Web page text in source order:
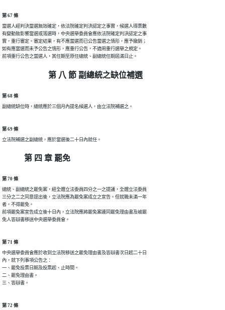
第 67 條
當選人經判決當選無效確定，依法院確定判決認定之事實，候選人得票數
有變動致影響當選或落選時，中央選舉委員會應依法院確定判決認定之事
實，重行審定。審定結果，有不應當選而已公告當選之情形，應予撤銷；
如有應當選而未予公告之情形，應重行公告，不適用重行選舉之規定。
前項重行公告之當選人，其任期至原任總統、副總統任期屆滿日止。
第 八 節 副總統之缺位補選
第 68 條
副總統缺位時，總統應於三個月內提名候選人，由立法院補選之。
第 69 條
立法院補選之副總統，應於當選後二十日內就任。
第 四 章 罷免
第 70 條
總統、副總統之罷免案，經全體立法委員四分之一之提議，全體立法委員
三分之二之同意提出後，立法院應為罷免案成立之宣告。但就職未滿一年
者，不得罷免。
前項罷免案宣告成立後十日內，立法院應將罷免案連同罷免理由書及被罷
免人答辯書移送中央選舉委員會。
第 71 條
中央選舉委員會應於收到立法院移送之罷免理由書及答辯書次日起二十日
內，就下列事項公告之：
一、罷免投票日期及投票起、止時間。
二、罷免理由書。
三、答辯書。
第 72 條